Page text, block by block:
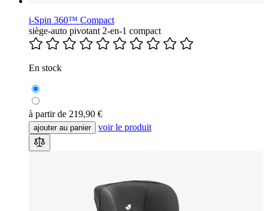
i-Spin 360™ Compact
siège-auto pivotant 2-en-1 compact
En stock
à partir de 219,90 €
ajouter au panier voir le produit